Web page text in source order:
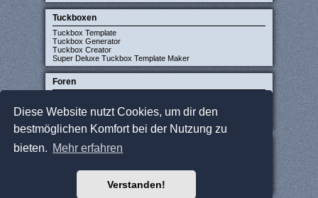
Diese Website nutzt Cookies, um dir den
bestmöglichen Komfort bei der Nutzung zu
bieten. Mehr erfahren
Verstanden!
Tuckboxen
Tuckbox Template
Tuckbox Generator
Tuckbox Creator
Super Deluxe Tuckbox Template Maker
Foren
CarcassonneCentral (englisch)
Carcassonne Latvija (lettisch)
Carcassonne CZ (tschechisch)
Sonstige Seiten
Gesellschaftsspieler gesucht
BoardGameGeek